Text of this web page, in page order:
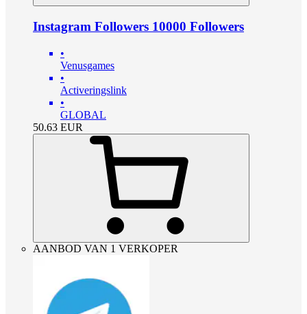
Instagram Followers 10000 Followers
•
Venusgames
•
Activeringslink
•
GLOBAL
50.63 EUR
AANBOD VAN 1 VERKOPER